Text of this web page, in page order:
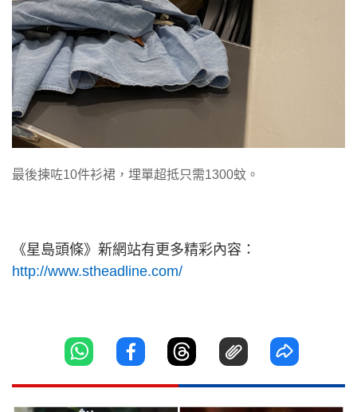
最後揀咗10件衫裙，埋單超抵只需1300蚊。
《星島頭條》新網站有更多精彩內容：
http://www.stheadline.com/